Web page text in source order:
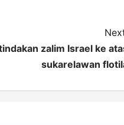
zalim Israel ke
sukarelawan